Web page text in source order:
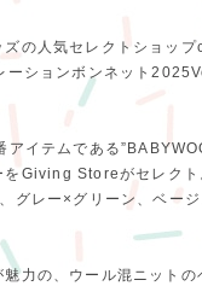
ズの人気セレクトショッ
ションボンネット
イテムである
をGiving Storeがセレクト
グレー×グリーン、ベー
力の、ウール混ニットの